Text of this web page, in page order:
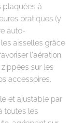
plaquées à
pratiques (y
auto-
aisselles grâce
l'aération.
sur les
accessoires.
et ajustable par
toutes les